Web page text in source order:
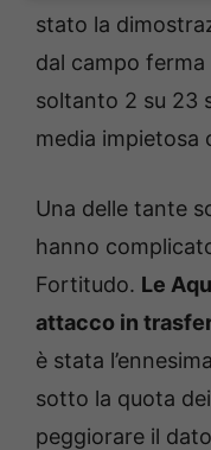
stato la
dal campo
soltanto 2 su 23
media impietosa
Una delle tante
hanno
Fortitudo. Le
attacco in
è stata
sotto la quota
peggiorare il